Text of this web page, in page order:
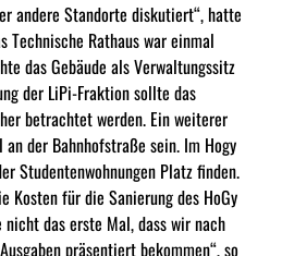
andere Standorte diskutiert“, hatte
Technische Rathaus war einmal
das Gebäude als Verwaltungssitz
der LiPi-Fraktion sollte das
betrachtet werden. Ein weiterer
der Bahnhofstraße sein. Im Hogy
Studentenwohnungen Platz finden.
Kosten für die Sanierung des HoGy
das erste Mal, dass wir nach
präsentiert bekommen“, so